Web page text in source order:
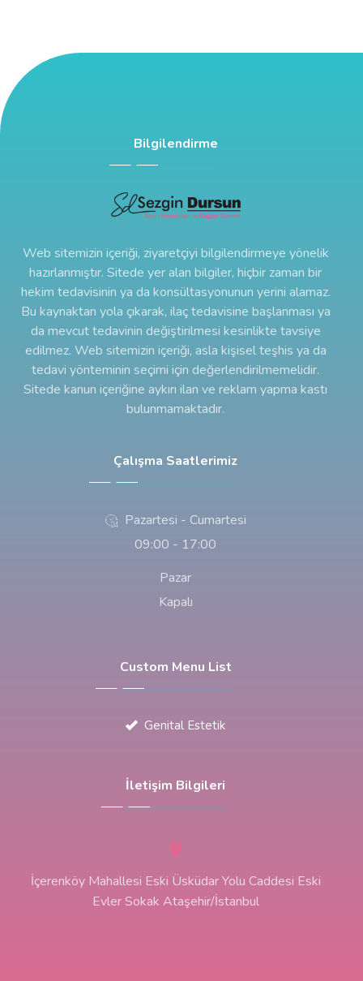
Bilgilendirme
Web sitemizin içeriği, ziyaretçiyi bilgilendirmeye yönelik
hazırlanmıştır. Sitede yer alan bilgiler, hiçbir zaman bir
hekim tedavisinin ya da konsültasyonunun yerini alamaz.
Bu kaynaktan yola çıkarak, ilaç tedavisine başlanması ya
da mevcut tedavinin değiştirilmesi kesinlikte tavsiye
edilmez. Web sitemizin içeriği, asla kişisel teşhis ya da
tedavi yönteminin seçimi için değerlendirilmemelidir.
Sitede kanun içeriğine aykırı ilan ve reklam yapma kastı
bulunmamaktadır.
Çalışma Saatlerimiz
Pazartesi - Cumartesi
09:00 - 17:00
Pazar
Kapalı
Custom Menu List
Genital Estetik
İletişim Bilgileri
İçerenköy Mahallesi Eski Üsküdar Yolu Caddesi Eski
Evler Sokak Ataşehir/İstanbul